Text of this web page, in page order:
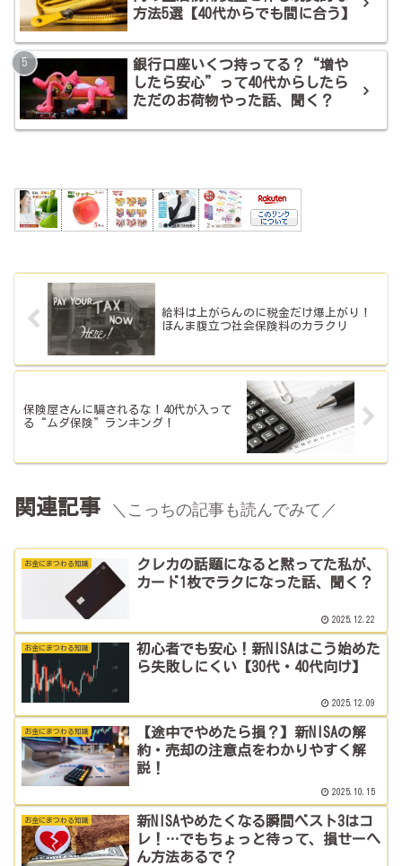
方法5選【40代からでも間に合う】
銀行口座いくつ持ってる？“増や
したら安心”って40代からしたら
ただのお荷物やった話、聞く？
給料は上がらんのに税金だけ爆上がり！
ほんま腹立つ社会保険料のカラクリ
保険屋さんに騙されるな！40代が入って
る“ムダ保険”ランキング！
関連記事 ＼こっちの記事も読んでみて／
お金にまつわる知識
クレカの話題になると黙ってた私が、
カード1枚でラクになった話、聞く？
2025.12.22
お金にまつわる知識
初心者でも安心！新NISAはこう始めた
ら失敗しにくい【30代・40代向け】
2025.12.09
お金にまつわる知識
【途中でやめたら損？】新NISAの解
約・売却の注意点をわかりやすく解
説！
2025.10.15
お金にまつわる知識
新NISAやめたくなる瞬間ベスト3はコ
レ！…でもちょっと待って、損せーへ
ん方法あるで？